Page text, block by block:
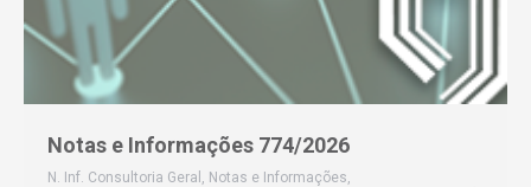
Notas e Informações 774/2026
N. Inf. Consultoria Geral , Notas e Informações,